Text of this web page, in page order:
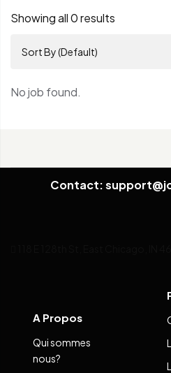
Showing all 0 results
Sort By (Default)
No job found.
Contact:
A Propos
Qui sommes
nous?